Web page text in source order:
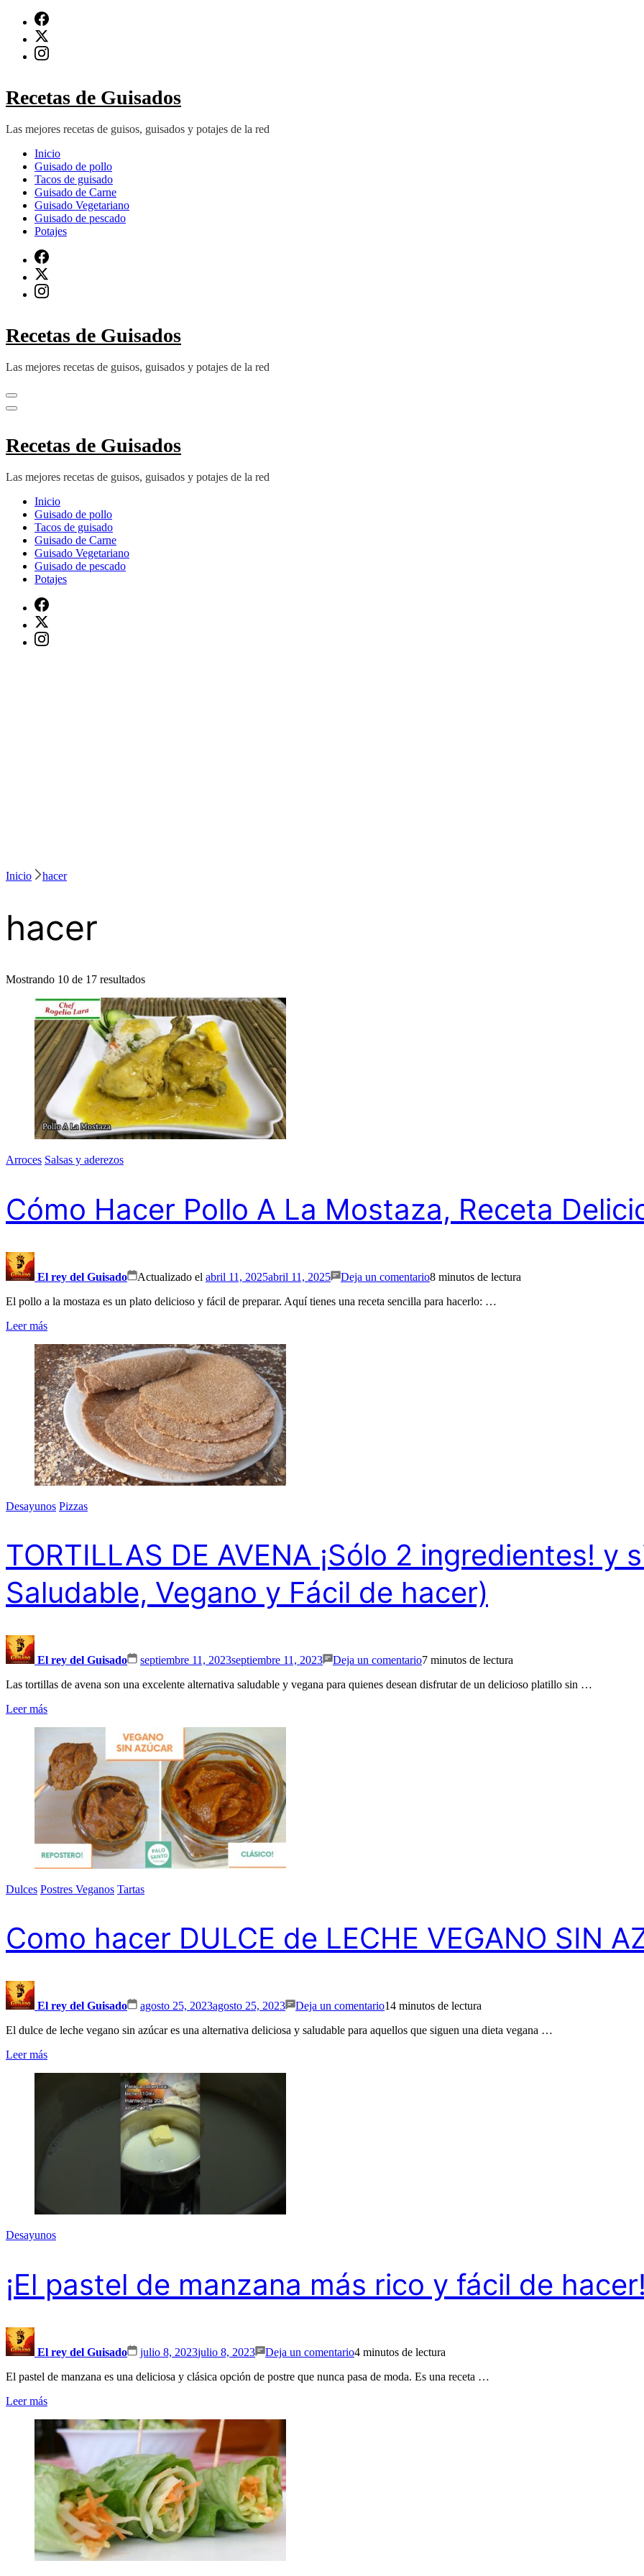
contenido
(presiona
Recetas de Guisados
Las mejores recetas de guisos, guisados y potajes de la red
Inicio
Guisado de pollo
Tacos de guisado
Guisado de Carne
Guisado Vegetariano
Guisado de pescado
Potajes
Recetas de Guisados
Las mejores recetas de guisos, guisados y potajes de la red
Recetas de Guisados
Las mejores recetas de guisos, guisados y potajes de la red
Inicio
Guisado de pollo
Tacos de guisado
Guisado de Carne
Guisado Vegetariano
Guisado de pescado
Potajes
Inicio hacer
hacer
Mostrando 10 de 17 resultados
Arroces Salsas y aderezos
Cómo Hacer Pollo A La Mostaza, Receta
El rey del Guisado Actualizado el abril 11, 2025abril 11, 2025 Deja un comentario
Cómo
Hacer
Pollo
A
8 minutos de lectura
El pollo a la mostaza es un plato delicioso y fácil de preparar. Aquí tienes una receta sencilla para hacerlo: …
Leer más
Desayunos Pizzas
TORTILLAS DE AVENA ¡Sólo 2 ingredientes! y
Saludable, Vegano y Fácil de hacer)
El rey del Guisado septiembre 11, 2023septiembre 11, 2023 Deja un comentario
TORTILLAS
DE
AVENA
¡Sólo
7 minutos de lectura
Las tortillas de avena son una excelente alternativa saludable y vegana para quienes desean disfrutar de un delicioso platillo sin …
Leer más
Dulces Postres Veganos Tartas
Como hacer DULCE de LECHE VEGANO SIN
El rey del Guisado agosto 25, 2023agosto 25, 2023 Deja un comentario
Como
hacer
DULCE
de
14 minutos de lectura
El dulce de leche vegano sin azúcar es una alternativa deliciosa y saludable para aquellos que siguen una dieta vegana …
Leer más
Desayunos
¡El pastel de manzana más rico y fácil de
El rey del Guisado julio 8, 2023julio 8, 2023 Deja un comentario
¡El
pastel
manzana
4 minutos de lectura
El pastel de manzana es una deliciosa y clásica opción de postre que nunca pasa de moda. Es una receta …
Leer más